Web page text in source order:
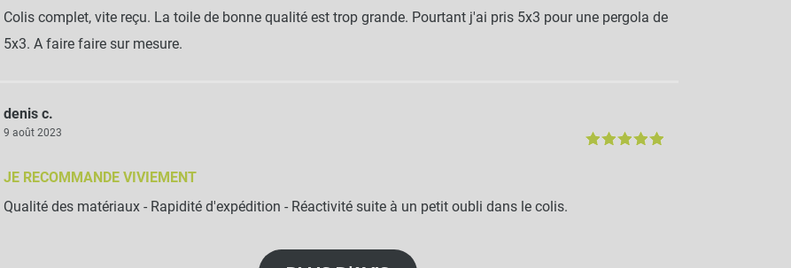
Colis complet, vite reçu. La toile de bonne qualité est trop grande. Pourtant j'ai pris 5x3 pour une pergola de
5x3. A faire faire sur mesure.
denis c.
9 août 2023
JE RECOMMANDE VIVIEMENT
Qualité des matériaux - Rapidité d'expédition - Réactivité suite à un petit oubli dans le colis.